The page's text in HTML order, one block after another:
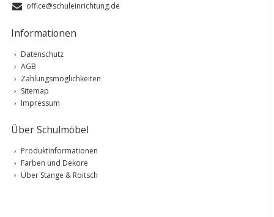
office@schuleinrichtung.de
Informationen
Datenschutz
AGB
Zahlungsmöglichkeiten
Sitemap
Impressum
Über Schulmöbel
Produktinformationen
Farben und Dekore
Über Stange & Roitsch